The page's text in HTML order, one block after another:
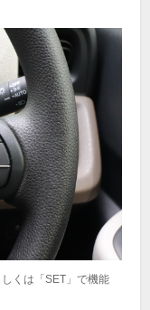
くは「SET」で機能